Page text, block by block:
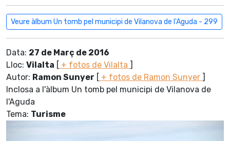
Veure àlbum Un tomb pel municipi de Vilanova de l'Aguda - 299
Data: 27 de Març de 2016
Lloc: Vilalta [ + fotos de Vilalta ]
Autor: Ramon Sunyer [ + fotos de Ramon Sunyer ]
Inclosa a l'àlbum Un tomb pel municipi de Vilanova de
l'Aguda
Tema: Turisme